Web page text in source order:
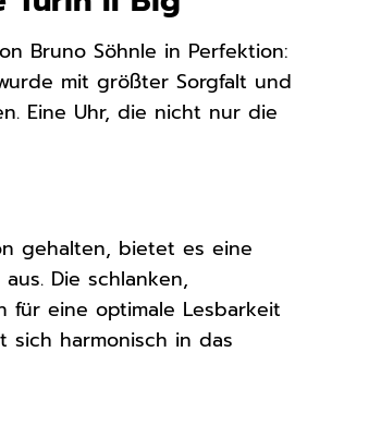
Bruno Söhnle in Perfektion:
mit größter Sorgfalt und
Eine Uhr, die nicht nur die
gehalten, bietet es eine
Die schlanken,
für eine optimale Lesbarkeit
sich harmonisch in das